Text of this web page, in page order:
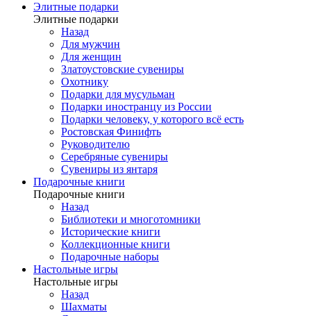
Элитные подарки
Элитные подарки
Назад
Для мужчин
Для женщин
Златоустовские сувениры
Охотнику
Подарки для мусульман
Подарки иностранцу из России
Подарки человеку, у которого всё есть
Ростовская Финифть
Руководителю
Серебряные сувениры
Сувениры из янтаря
Подарочные книги
Подарочные книги
Назад
Библиотеки и многотомники
Исторические книги
Коллекционные книги
Подарочные наборы
Настольные игры
Настольные игры
Назад
Шахматы